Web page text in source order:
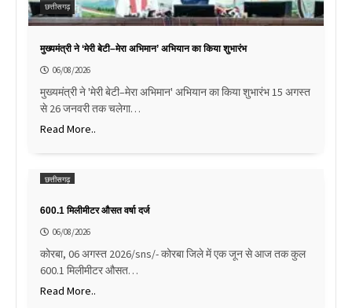
छत्तीसगढ़
मुख्यमंत्री ने ‘मेरी बेटी–मेरा अभिमान’ अभियान का किया शुभारंभ
06/08/2026
मुख्यमंत्री ने 'मेरी बेटी–मेरा अभिमान' अभियान का किया शुभारंभ 15 अगस्त
से 26 जनवरी तक चलेगा…
Read More..
छत्तीसगढ़
600.1 मिलीमीटर औसत वर्षा दर्ज
06/08/2026
कोरबा, 06 अगस्त 2026/sns/- कोरबा जिले में एक जून से आज तक कुल
600.1 मिलीमीटर औसत…
Read More..